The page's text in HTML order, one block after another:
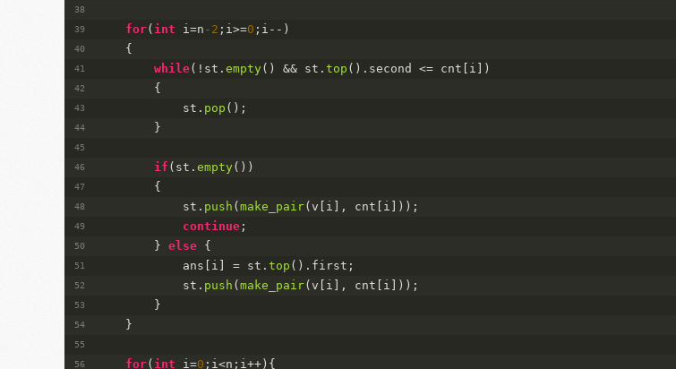
for( int i=n -2 ;i>=0 ;i--)
    {
while(!st. empty() && st. top ().second <= cnt[i])
        {
            st.
pop ();
        }
if (st. empty ())
        {
            st.
push ( make_pair(v[i], cnt[i]));
continue ;
        }
else {
            ans[i] = st.
top ().first;
            st.
push ( make_pair(v[i], cnt[i]));
        }
    }
for( int i=0 ;i<n;i++){